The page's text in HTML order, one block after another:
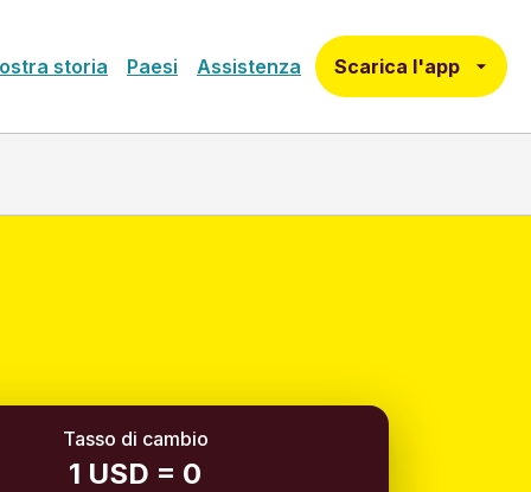
storia Paesi Assistenza Scarica l'app
Tasso di cambio
1 USD = 0